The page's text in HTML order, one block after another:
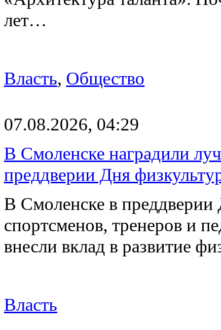
лет…
Власть, Общество
07.08.2026, 04:29
В Смоленске наградили
преддверии Дня
В Смоленске в преддверии
спортсменов, тренеров и
внесли вклад в развитие
Власть